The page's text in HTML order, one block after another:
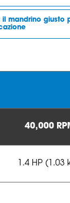
il mandrino giusto
40,000
1.4 HP (1.03